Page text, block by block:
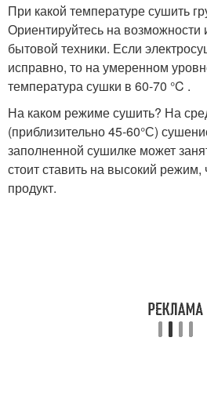
При какой температуре сушить
Ориентируйтесь на
бытовой техники. Если
исправно, то на умеренном
температура сушки в 60-70 °C .
На каком режиме сушить? На
(приблизительно 45-60°С)
заполненной сушилке может
стоит ставить на высокий режим,
продукт.